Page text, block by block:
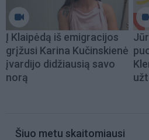
Į Klaipėdą iš emigracijos
grįžusi Karina Kučinskienė
įvardijo didžiausią savo
norą
Šiuo metu skaitomiausi